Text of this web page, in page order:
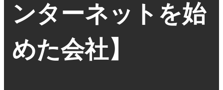
ンターネットを始
めた会社】